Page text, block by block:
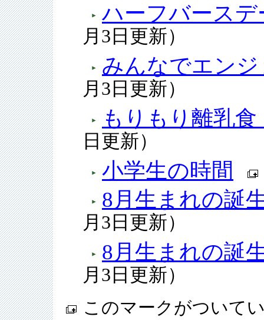
ハーフバースデ
月3日更新）
みんなでエン
月3日更新）
もりもり離乳食
日更新）
小学生の時間
8月生まれの誕
月3日更新）
8月生まれの誕
月3日更新）
このマークがついて